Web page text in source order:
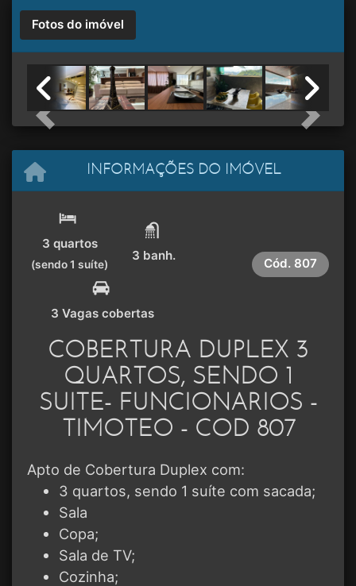
Fotos do imóvel
Previous Next
INFORMAÇÕES DO IMÓVEL
3 quartos
(sendo 1 suíte)
3 banh.
3 Vagas cobertas
Cód. 807
COBERTURA DUPLEX 3
QUARTOS, SENDO 1
SUITE- FUNCIONARIOS -
TIMOTEO - COD 807
Apto de Cobertura Duplex com:
3 quartos, sendo 1 suíte com sacada;
Sala
Copa;
Sala de TV;
Cozinha;